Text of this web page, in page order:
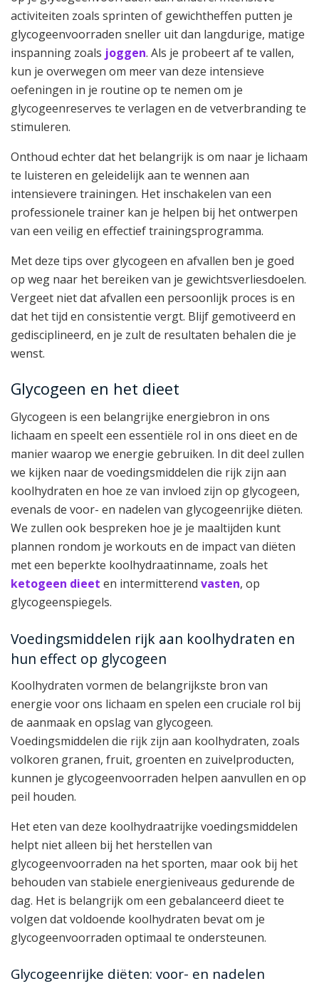
activiteiten zoals sprinten of gewichtheffen putten je
glycogeenvoorraden sneller uit dan langdurige, matige
inspanning zoals joggen. Als je probeert af te vallen,
kun je overwegen om meer van deze intensieve
oefeningen in je routine op te nemen om je
glycogeenreserves te verlagen en de vetverbranding te
stimuleren.
Onthoud echter dat het belangrijk is om naar je lichaam
te luisteren en geleidelijk aan te wennen aan
intensievere trainingen. Het inschakelen van een
professionele trainer kan je helpen bij het ontwerpen
van een veilig en effectief trainingsprogramma.
Met deze tips over glycogeen en afvallen ben je goed
op weg naar het bereiken van je gewichtsverliesdoelen.
Vergeet niet dat afvallen een persoonlijk proces is en
dat het tijd en consistentie vergt. Blijf gemotiveerd en
gedisciplineerd, en je zult de resultaten behalen die je
wenst.
Glycogeen en het dieet
Glycogeen is een belangrijke energiebron in ons
lichaam en speelt een essentiële rol in ons dieet en de
manier waarop we energie gebruiken. In dit deel zullen
we kijken naar de voedingsmiddelen die rijk zijn aan
koolhydraten en hoe ze van invloed zijn op glycogeen,
evenals de voor- en nadelen van glycogeenrijke diëten.
We zullen ook bespreken hoe je je maaltijden kunt
plannen rondom je workouts en de impact van diëten
met een beperkte koolhydraatinname, zoals het
ketogeen dieet en intermitterend vasten, op
glycogeenspiegels.
Voedingsmiddelen rijk aan koolhydraten en
hun effect op glycogeen
Koolhydraten vormen de belangrijkste bron van
energie voor ons lichaam en spelen een cruciale rol bij
de aanmaak en opslag van glycogeen.
Voedingsmiddelen die rijk zijn aan koolhydraten, zoals
volkoren granen, fruit, groenten en zuivelproducten,
kunnen je glycogeenvoorraden helpen aanvullen en op
peil houden.
Het eten van deze koolhydraatrijke voedingsmiddelen
helpt niet alleen bij het herstellen van
glycogeenvoorraden na het sporten, maar ook bij het
behouden van stabiele energieniveaus gedurende de
dag. Het is belangrijk om een gebalanceerd dieet te
volgen dat voldoende koolhydraten bevat om je
glycogeenvoorraden optimaal te ondersteunen.
Glycogeenrijke diëten: voor- en nadelen